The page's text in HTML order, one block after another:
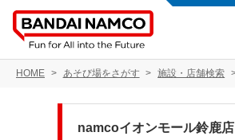
HOME あそび場をさがす 施設・店舗検索
namcoイオンモール鈴鹿店